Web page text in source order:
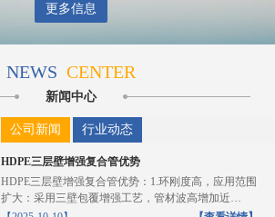
更多信息
NEWS CENTER
新闻中心
公司新闻 行业动态
HDPE三层壁增强复合管优势
HDPE三层壁增强复合管优势：1.环刚度高，应用范围
扩大：采用三壁包覆增强工艺，管材波高增加近
10%，截...